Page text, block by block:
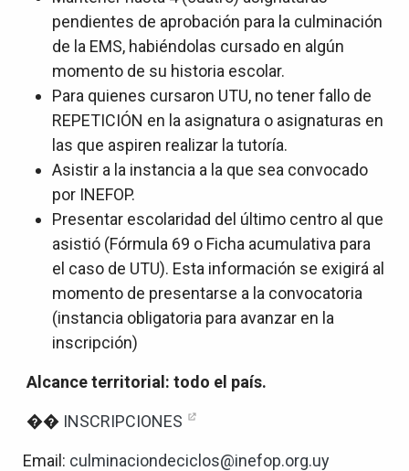
pendientes de aprobación para la culminación
de la EMS, habiéndolas cursado en algún
momento de su historia escolar.
Para quienes cursaron UTU, no tener fallo de
REPETICIÓN en la asignatura o asignaturas en
las que aspiren realizar la tutoría.
Asistir a la instancia a la que sea convocado
por INEFOP.
Presentar escolaridad del último centro al que
asistió (Fórmula 69 o Ficha acumulativa para
el caso de UTU). Esta información se exigirá al
momento de presentarse a la convocatoria
(instancia obligatoria para avanzar en la
inscripción)
Alcance territorial: todo el país.
�� INSCRIPCIONES
Email: culminaciondeciclos@inefop.org.uy